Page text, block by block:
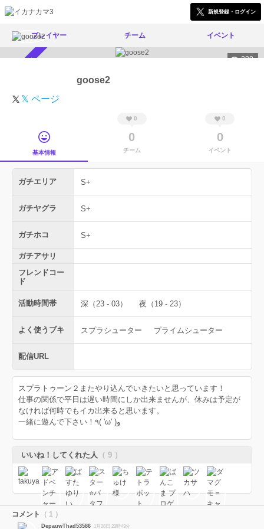
新規登録・ログイン
プレイヤー チーム イベント
288
goose2
𝕏 ページ
基本情報
0
0
チーム
0
0
イベント
ガチエリア S+
ガチヤグラ S+
ガチホコ S+
ガチアサリ
フレンドコー
ド
活動時間帯 深（23 - 03） 夜（19 - 23）
よく使うブキ スプラシューター プライムシューター
配信URL
スプラトゥーン２またやり込んでいきたいと思っています！
仕事の関係で平日は遅い時間にしか出来ませんが、休みは予定が
なければ何時でもイカ出来ると思います。
いいね！してくれた人 （ 9 ）
コメント （ 1 ）
DepauwThad53586 1月26日 23時43分